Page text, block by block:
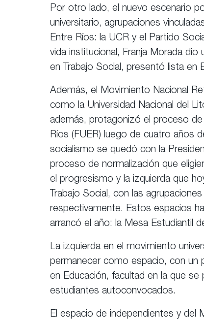
Por otro lado, el nuevo escenario
universitario, agrupaciones
Entre Ríos: la UCR y el Partido
vida institucional, Franja Morada
en Trabajo Social, presentó lista en
Además, el Movimiento Nacional
como la Universidad Nacional del
además, protagonizó el proceso de
Ríos (FUER) luego de cuatro años
socialismo se quedó con la
proceso de normalización que
el progresismo y la izquierda que
Trabajo Social, con las
respectivamente. Estos espacios
arrancó el año: la Mesa Estudiantil
La izquierda en el movimiento
permanecer como espacio, con un
en Educación, facultad en la que
estudiantes autoconvocados.
El espacio de independientes y del